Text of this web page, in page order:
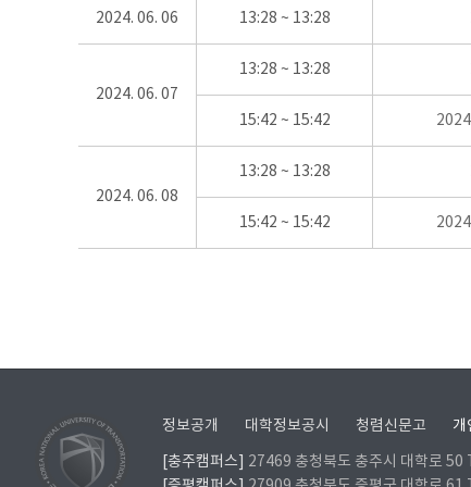
2024. 06. 06 13:28 ~ 13:28
2024. 06. 07
13:28 ~ 13:28
15:42 ~ 15:42
2024. 06. 08
13:28 ~ 13:28
15:42 ~ 15:42
정보공개 대학정보공시 청렴신문고 개
[충주캠퍼스]
27469 충청북도 충주시 대학로